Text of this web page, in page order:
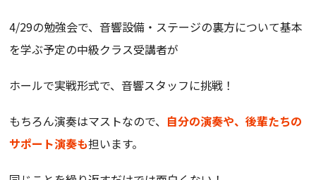
4/29の勉強会で、音響設備・ステージの裏方について基本
を学ぶ予定の中級クラス受講者が
ホールで実戦形式で、音響スタッフに挑戦！
もちろん演奏はマストなので、 自分の演奏や、後輩たちの
サポート演奏も担います。